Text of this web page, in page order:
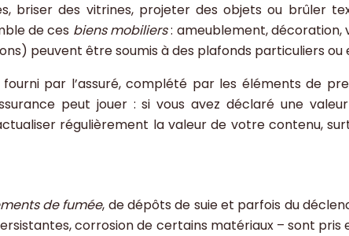
briser des vitrines, projeter des objets ou brûler
de ces biens mobiliers: ameublement, décoration,
peuvent être soumis à des plafonds particuliers
par l’assuré, complété par les éléments de
peut jouer : si vous avez déclaré une
régulièrement la valeur de votre contenu,
de fumée, de dépôts de suie et parfois du
corrosion de certains matériaux – sont